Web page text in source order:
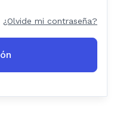
¿Olvide mi contraseña?